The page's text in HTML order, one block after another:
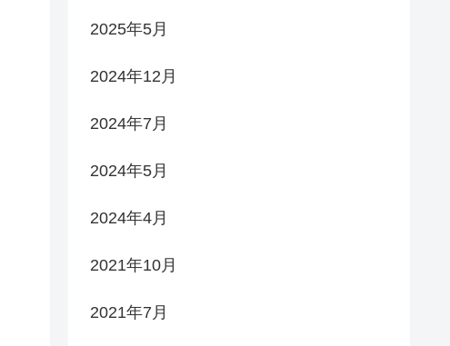
2025年5月
2024年12月
2024年7月
2024年5月
2024年4月
2021年10月
2021年7月